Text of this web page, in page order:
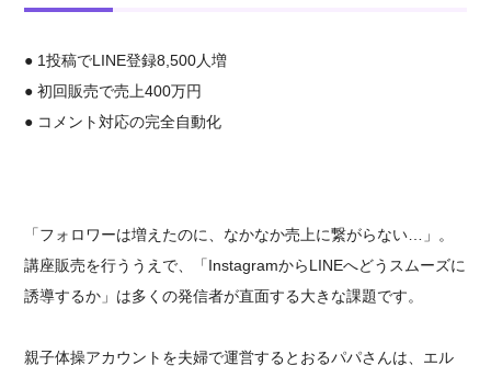
● 1投稿でLINE登録8,500人増
● 初回販売で売上400万円
● コメント対応の完全自動化
「フォロワーは増えたのに、なかなか売上に繋がらない…」。
講座販売を行ううえで、「InstagramからLINEへどうスムーズに
誘導するか」は多くの発信者が直面する大きな課題です。
親子体操アカウントを夫婦で運営するとおるパパさんは、エル